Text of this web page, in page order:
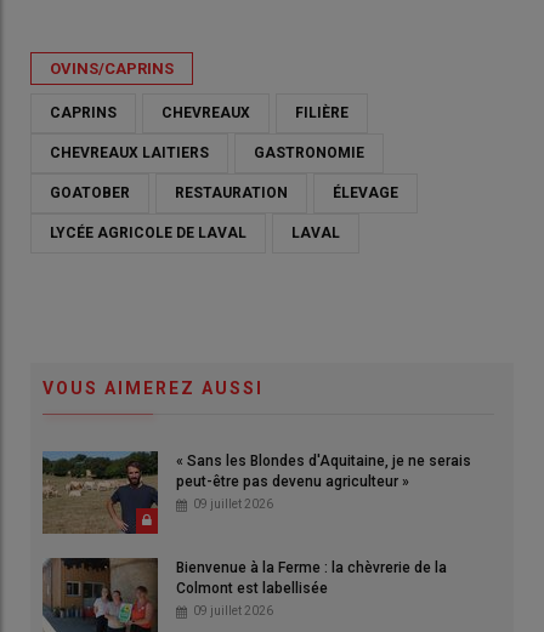
OVINS/CAPRINS
CAPRINS CHEVREAUX FILIÈRE
CHEVREAUX LAITIERS GASTRONOMIE
GOATOBER RESTAURATION ÉLEVAGE
LYCÉE AGRICOLE DE LAVAL LAVAL
VOUS AIMEREZ AUSSI
« Sans les Blondes d'Aquitaine, je ne serais
peut-être pas devenu agriculteur »
09 juillet 2026
Bienvenue à la Ferme : la chèvrerie de la
Colmont est labellisée
09 juillet 2026